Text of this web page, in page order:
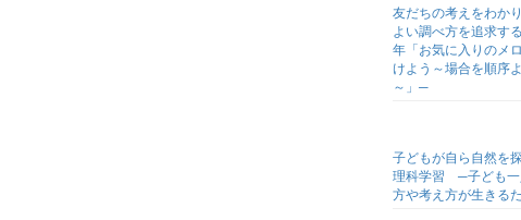
友だちの考えをわか
よい調べ方を追求
年「お気に入りのメ
けよう～場合を順序
～」─
子どもが自ら自然を
理科学習 ─子ども一
方や考え方が生きる